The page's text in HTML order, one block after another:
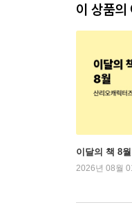
이 상품의
이달의 책 8
2026년 08월